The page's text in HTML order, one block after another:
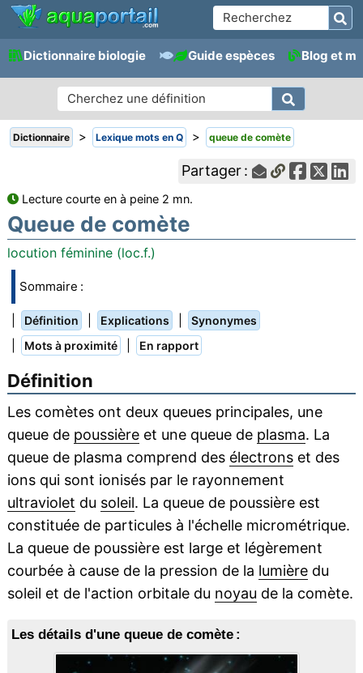
Dictionnaire biologie Guide espèces Blog et
Dictionnaire > Lexique mots en Q > queue de comète
Partager :
Lecture courte en à peine 2 mn.
Queue de comète
locution féminine (loc.f.)
Sommaire :
Définition Explications Synonymes
Mots à proximité En rapport
Définition
Les comètes ont deux queues principales, une
queue de poussièreet une queue de plasma. La
queue de plasma comprend des électronset des
ions qui sont ionisés par le rayonnement
ultraviolet du soleil. La queue de poussière est
constituée de particules à l'échelle micrométrique.
La queue de poussière est large et légèrement
courbée à cause de la pression de la lumièredu
soleil et de l'action orbitale du noyau de la comète.
Les détails d'une queue de comète :